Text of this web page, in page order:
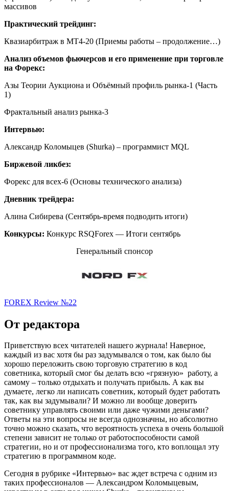
массивов
Практический трейдинг:
Квазиарбитраж в MT4-20 (Приемы работы – продолжение…)
Анализ объемов фьючерсов и его применение при торговле
на Форекс:
Азы Теории Аукциона и Объёмный профиль рынка-1 (Часть
1)
Фрактальный анализ рынка-3
Интервью:
Александр Коломыцев (Shurka) – программист MQL
Биржевой ликбез:
Форекс для всех-6 (Основы технического анализа)
Дневник трейдера:
Алина Сибирева (Сентябрь-время подводить итоги)
Конкурсы: Конкурс RSQForex — Итоги сентябрь
Генеральный спонсор
FOREX Review №22
От редактора
Приветствую всех читателей нашего журнала! Наверное,
каждый из вас хотя бы раз задумывался о том, как было бы
хорошо переложить свою торговую стратегию в код
советника, который смог бы делать всю «грязную» работу, а
самому – только отдыхать и получать прибыль. А как вы
думаете, легко ли написать советник, который будет работать
так, как вы задумывали? И можно ли вообще доверить
советнику управлять своими или даже чужими деньгами?
Ответы на эти вопросы не всегда однозначны, но абсолютно
точно можно сказать, что вероятность успеха в очень большой
степени зависит не только от работоспособности самой
стратегии, но и от профессионализма того, кто воплощал эту
стратегию в программном коде.
Сегодня в рубрике «Интервью» вас ждет встреча с одним из
таких профессионалов — Александром Коломыцевым,